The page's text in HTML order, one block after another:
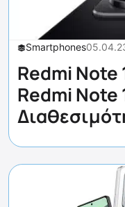
Smartphones
Redmi Note
Redmi Note